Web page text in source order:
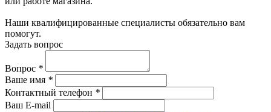
Наши квалифицированные специалисты обязательно вам
помогут.
Задать вопрос
Вопрос *
Ваше имя *
Контактный телефон *
Ваш E-mail